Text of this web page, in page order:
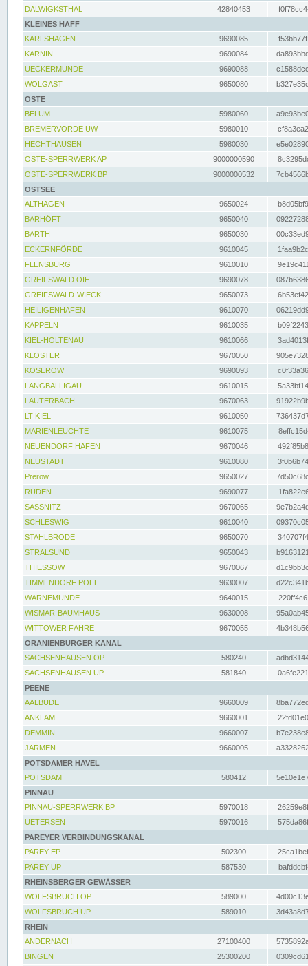
DALWIGKSTHAL
42840453
KLEINES HAFF
KARLSHAGEN
9690085
KARNIN
9690084
UECKERMÜNDE
9690088
WOLGAST
9650080
OSTE
BELUM
5980060
BREMERVÖRDE UW
5980010
HECHTHAUSEN
5980030
OSTE-SPERRWERK AP
9000000590
OSTE-SPERRWERK BP
9000000532
OSTSEE
ALTHAGEN
9650024
BARHÖFT
9650040
BARTH
9650030
ECKERNFÖRDE
9610045
FLENSBURG
9610010
GREIFSWALD OIE
9690078
GREIFSWALD-WIECK
9650073
HEILIGENHAFEN
9610070
KAPPELN
9610035
KIEL-HOLTENAU
9610066
KLOSTER
9670050
KOSEROW
9690093
LANGBALLIGAU
9610015
LAUTERBACH
9670063
LT KIEL
9610050
MARIENLEUCHTE
9610075
NEUENDORF HAFEN
9670046
NEUSTADT
9610080
Prerow
9650027
RUDEN
9690077
SASSNITZ
9670065
SCHLESWIG
9610040
STAHLBRODE
9650070
STRALSUND
9650043
THIESSOW
9670067
TIMMENDORF POEL
9630007
WARNEMÜNDE
9640015
WISMAR-BAUMHAUS
9630008
WITTOWER FÄHRE
9670055
ORANIENBURGER KANAL
SACHSENHAUSEN OP
580240
SACHSENHAUSEN UP
581840
PEENE
AALBUDE
9660009
ANKLAM
9660001
DEMMIN
9660007
JARMEN
9660005
POTSDAMER HAVEL
POTSDAM
580412
PINNAU
PINNAU-SPERRWERK BP
5970018
UETERSEN
5970016
PAREYER VERBINDUNGSKANAL
PAREY EP
502300
PAREY UP
587530
RHEINSBERGER GEWÄSSER
WOLFSBRUCH OP
589000
WOLFSBRUCH UP
589010
RHEIN
ANDERNACH
27100400
BINGEN
25300200